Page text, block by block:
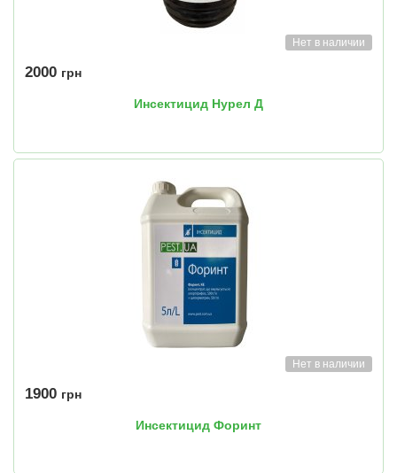
Нет в наличии
2000 грн
Инсектицид Нурел Д
Нет в наличии
1900 грн
Инсектицид Форинт